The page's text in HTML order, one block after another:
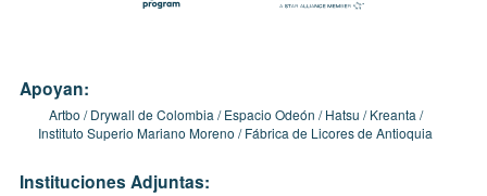
Apoyan:
Artbo Drywall de Colombia Espacio Odeón Hatsu
Kreanta
Instituto Superio Mariano Moreno
Fábrica de Licores de Antioquia
Instituciones Adjuntas: